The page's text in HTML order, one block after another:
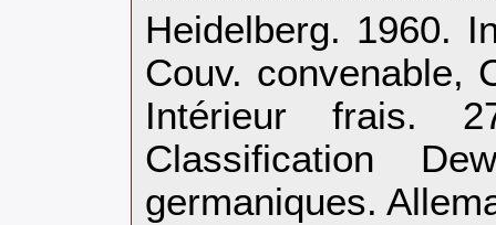
‎Heidelberg. 1960.
Couv. convenable,
Intérieur frais.
Classification
germaniques.